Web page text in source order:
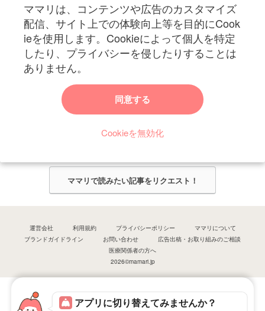
アプリに切り替えてみませんか？
ママリは、コンテンツや広告のカスタマイズ
配信、サイト上での体験向上等を目的にCook
ieを使用します。Cookieによって個人を特定
したり、プライバシーを侵したりすることは
ありません。
同意する
Cookieを無効化
妊娠〜子育て中のお役立ち情報を配信中
ママリからのお知らせ
ママリ編集部がみなさんのご意見をもとに記事を作成させていただきま
ママリで読みたい記事をリクエスト！
運営会社 利用規約 プライバシーポリシー
ママリについて
ブランドガイドライン
お問い合わせ
広告出稿・お取り組みのご相談
医療関係者の方へ
2026©mamari.jp